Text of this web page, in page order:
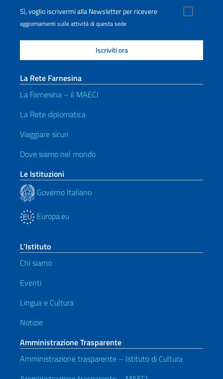
Sì, voglio iscrivermi alla Newsletter per ricevere
aggiornamenti sulle attività di questa sede
La Rete Farnesina
La Farnesina – il MAECI
La Rete diplomatica
Viaggiare sicuri
Dove siamo nel mondo
Le Istituzioni
Governo Italiano
Europa.eu
L’Istituto
Chi siamo
Eventi
Lingua e Cultura
Notizie
Amministrazione Trasparente
Amministrazione trasparente – Istituto di Cultura